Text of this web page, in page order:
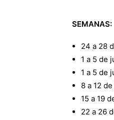
SEMANAS:
24 a 28
1 a 5 de
1 a 5 de
8 a 12
15 a 19
22 a 26